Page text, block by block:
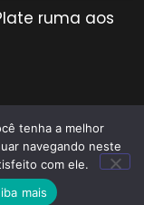
ruma aos
Reservados
tenha a melhor
navegando neste
com ele.
mais